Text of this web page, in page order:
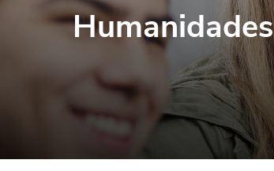
Humanidades